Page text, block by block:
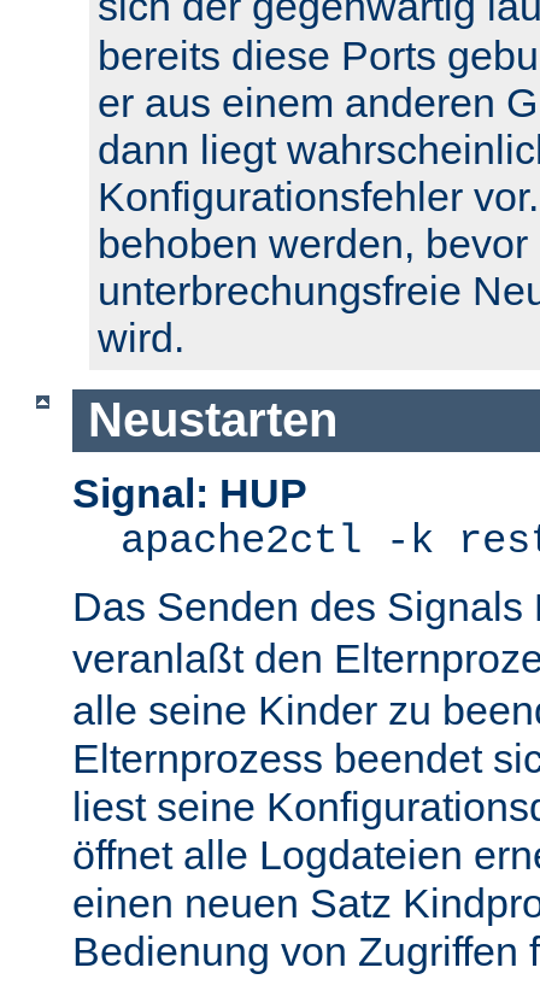
bereits diese Ports
er aus einem anderen
dann liegt
Konfigurationsfehler
behoben werden, bevor
unterbrechungsfreie
wird.
Neustarten
Signal: HUP
apache2ctl -k
Das Senden des Signals
veranlaßt den
alle seine Kinder zu
Elternprozess beendet
liest seine
öffnet alle Logdateien
einen neuen Satz
Bedienung von Zugriffen